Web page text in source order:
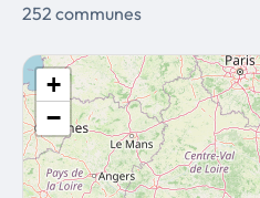
252 communes
+
−